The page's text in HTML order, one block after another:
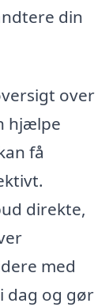
din
over
hjælpe
få
direkte,
med
dag og gør